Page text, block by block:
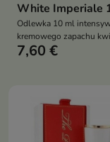
White Imperiale
Odlewka 10 ml
kremowego zapachu
orientalnego, łączącego
7,60 €